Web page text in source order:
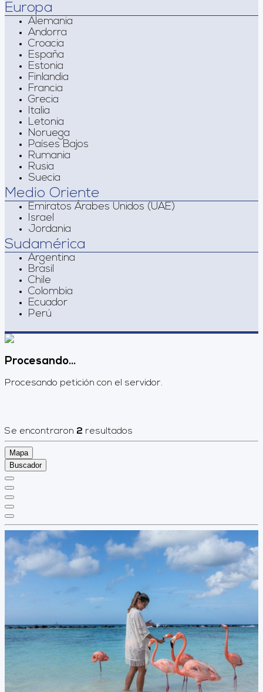
Europa
Alemania
Andorra
Croacia
España
Estonia
Finlandia
Francia
Grecia
Italia
Letonia
Noruega
Países Bajos
Rumania
Rusia
Suecia
Medio Oriente
Emiratos Árabes Unidos (UAE)
Israel
Jordania
Sudamérica
Argentina
Brasil
Chile
Colombia
Ecuador
Perú
Procesando...
Procesando petición con el servidor.
Se encontraron 2 resultados
Mapa
Buscador